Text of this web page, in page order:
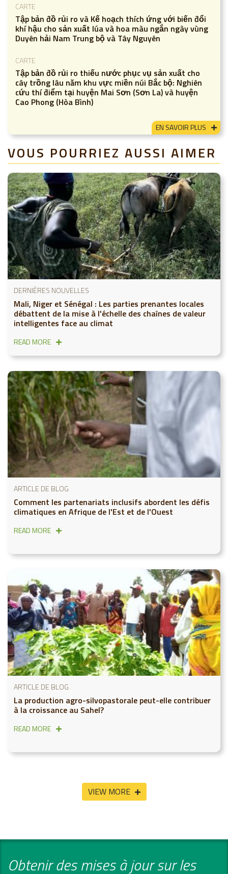
CARTE
Tập bản đồ rủi ro và Kế hoạch thích ứng với biến đổi
khí hậu cho sản xuất lúa và hoa màu ngắn ngày vùng
Duyên hải Nam Trung bộ và Tây Nguyên
CARTE
Tập bản đồ rủi ro thiếu nước phục vụ sản xuất cho
cây trồng lâu năm khu vực miền núi Bắc bộ: Nghiên
cứu thí điểm tại huyện Mai Sơn (Sơn La) và huyện
Cao Phong (Hòa Bình)
EN SAVOIR PLUS
VOUS POURRIEZ AUSSI AIMER
DERNIÈRES NOUVELLES
Mali, Niger et Sénégal : Les parties prenantes locales
débattent de la mise à l'échelle des chaînes de valeur
intelligentes face au climat
READ MORE
ARTICLE DE BLOG
Comment les partenariats inclusifs abordent les défis
climatiques en Afrique de l'Est et de l'Ouest
READ MORE
ARTICLE DE BLOG
La production agro-silvopastorale peut-elle contribuer
à la croissance au Sahel?
READ MORE
VIEW MORE
Obtenir des mises à jour sur les